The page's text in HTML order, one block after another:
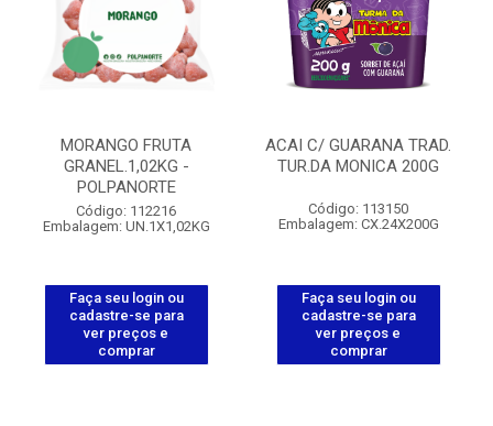
MORANGO FRUTA
GRANEL.1,02KG -
POLPANORTE
Código: 112216
Embalagem: UN.1X1,02KG
Faça seu login ou
cadastre-se para
ver preços e
comprar
ACAI C/ GUARANA TRAD.
TUR.DA MONICA 200G
Código: 113150
Embalagem: CX.24X200G
Faça seu login ou
cadastre-se para
ver preços e
comprar